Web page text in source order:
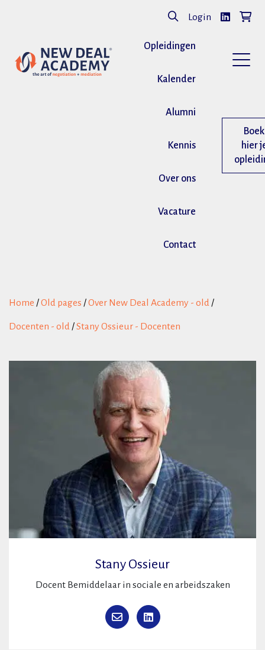
Login
Opleidingen
Kalender
Alumni
Kennis
Over ons
Vacature
Contact
Boek
hier
Home /Old pages /Over New Deal Academy - old/
Docenten - old/Stany Ossieur - Docenten
Stany Ossieur
Docent Bemiddelaar in sociale en arbeidszaken